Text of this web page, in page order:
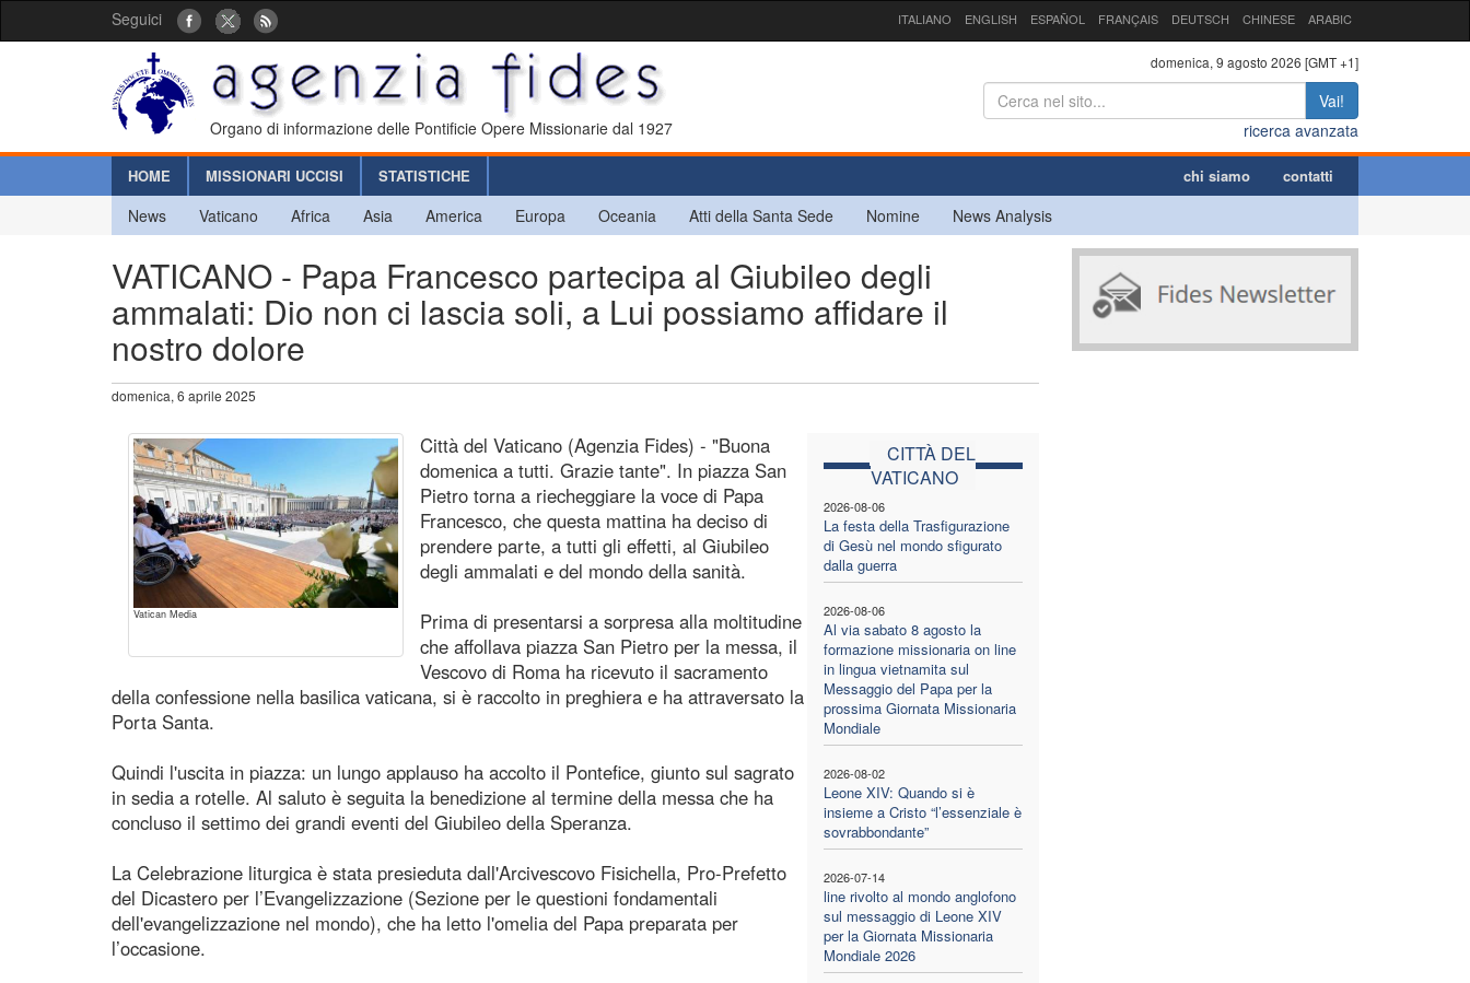
Seguici ITALIANO ENGLISH ESPAÑOL FRANÇAIS DEUTSCH CHINESE ARABIC
Organo di informazione delle Pontificie Opere Missionarie dal 1927
domenica, 9 agosto 2026 [GMT +1]
Vai!
ricerca avanzata
HOME MISSIONARI UCCISI STATISTICHE chi siamo contatti
News Vaticano Africa Asia America Europa Oceania Atti della Santa Sede Nomine News Analysis
VATICANO - Papa Francesco partecipa al Giubileo degli
ammalati: Dio non ci lascia soli, a Lui possiamo affidare il
nostro dolore
domenica, 6 aprile 2025
Vatican Media
CITTÀ DEL
VATICANO
2026-08-06
La festa della Trasfigurazione
di Gesù nel mondo sfigurato
dalla guerra
2026-08-06
Al via sabato 8 agosto la
formazione missionaria on line
in lingua vietnamita sul
Messaggio del Papa per la
prossima Giornata Missionaria
Mondiale
2026-08-02
Leone XIV: Quando si è
insieme a Cristo “l’essenziale è
sovrabbondante”
2026-07-14
line rivolto al mondo anglofono
sul messaggio di Leone XIV
per la Giornata Missionaria
Mondiale 2026
Città del Vaticano (Agenzia Fides) - "Buona
domenica a tutti. Grazie tante". In piazza San
Pietro torna a riecheggiare la voce di Papa
Francesco, che questa mattina ha deciso di
prendere parte, a tutti gli effetti, al Giubileo
degli ammalati e del mondo della sanità.
Prima di presentarsi a sorpresa alla moltitudine
che affollava piazza San Pietro per la messa, il
Vescovo di Roma ha ricevuto il sacramento
della confessione nella basilica vaticana, si è raccolto in preghiera e ha attraversato la
Porta Santa.
Quindi l'uscita in piazza: un lungo applauso ha accolto il Pontefice, giunto sul sagrato
in sedia a rotelle. Al saluto è seguita la benedizione al termine della messa che ha
concluso il settimo dei grandi eventi del Giubileo della Speranza.
La Celebrazione liturgica è stata presieduta dall'Arcivescovo Fisichella, Pro-Prefetto
del Dicastero per l’Evangelizzazione (Sezione per le questioni fondamentali
dell'evangelizzazione nel mondo), che ha letto l'omelia del Papa preparata per
l’occasione.